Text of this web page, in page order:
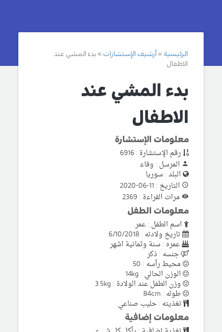
الرئيسية أرشيف الإستشارات
بدء المشي عند
الاطفال
بدء المشي عند
الاطفال
معلومات الإستشارة
رقم الإستشارة : 6916
المرسل : وفاء
البلد : سوريا
التاريخ : 11-06-2020
مرات القراءة : 2369
معلومات الطفل
اسم الطفل : عمر
تاريخ ولادته : 6/10/2018
عمره : سنة وثمانية اشهر
جنسه : ذكر
محيط رأسه : 50
الوزن الحالي : 14kg
وزن الطفل عند الولادة : 3.5kg
طوله : 84cm
تغذيته : حليب صناعي
معلومات إضافية